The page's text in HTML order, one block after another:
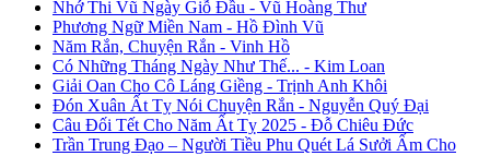
Nhớ Thi Vũ Ngày Giỗ Đầu - Vũ Hoàng Thư
Phương Ngữ Miền Nam - Hồ Đình Vũ
Năm Rắn, Chuyện Rắn - Vinh Hồ
Có Những Tháng Ngày Như Thế... - Kim Loan
Giải Oan Cho Cô Láng Giềng - Trịnh Anh Khôi
Đón Xuân Ất Tỵ Nói Chuyện Rắn - Nguyễn Quý Đại
Câu Đối Tết Cho Năm Ất Tỵ 2025 - Đỗ Chiêu Đức
Trần Trung Đạo – Người Tiều Phu Quét Lá Sưởi Ấm Cho